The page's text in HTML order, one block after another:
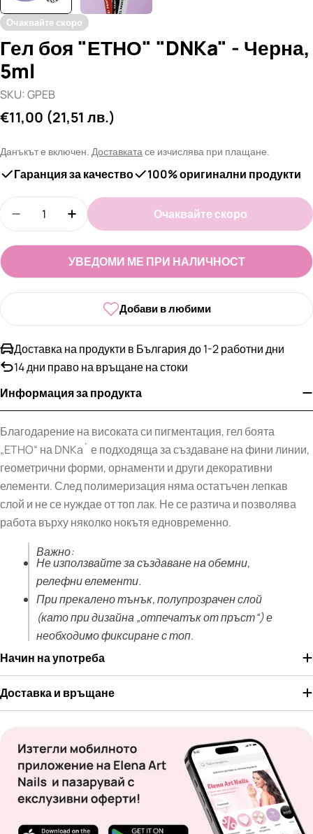
Очаквайте скоро
Гел боя "ЕТНО" "DNKa" - Черна,
5ml
SKU: GPEB
Редовна
€11,00 (21,51 лв.)
Данъкът е включен. Доставката се изчислява при плащане.
Гаранция за качество 100% оригинални продукти
Намали количеството за Гел боя
Увеличи количеството за Гел боя
Очаквайте скоро
УВЕДОМИ МЕ ПРИ НАЛИЧНОСТ
Добави в любими
Доставка на продукти в България до 1-2 работни дни
14 дни право на връщане на стоки
Информация за продукта
Благодарение на високата си пигментация, гел боята
„ETHO“ на DNKa` е подходяща за създаване на фини линии,
геометрични форми, орнаменти и други декоративни
елементи. След полимеризация няма остатъчен лепкав
слой и не се нуждае от топ лак. Не се разтича и позволява
работа върху няколко нокътя едновременно.
Важно:
Не използвайте за създаване на обемни,
релефни елементи.
При прекалено тънък, полупрозрачен слой
(като при дизайна „отпечатък от пръст“) е
необходимо фиксиране с топ.
Начин на употреба
Доставка и връщане